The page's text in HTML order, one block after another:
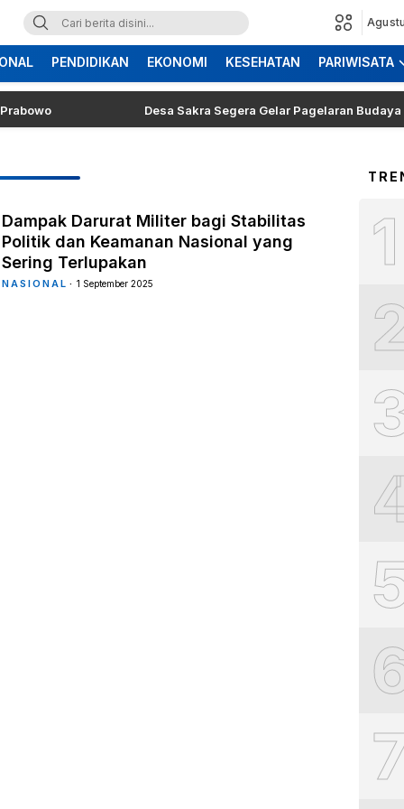
PENDIDIKAN EKONOMI KESEHATAN PARIWISATA
Desa Sakra Segera Gelar Pagelaran Budaya dan
Dampak Darurat Militer bagi Stabilitas
Politik dan Keamanan Nasional yang
Sering Terlupakan
NASIONAL 1 September 2025
1